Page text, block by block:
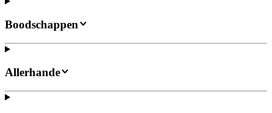
Boodschappen
Allerhande